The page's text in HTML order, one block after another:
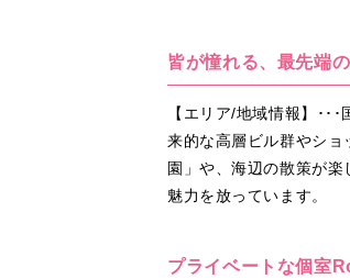
皆が憧れる、最先端
【エリア/地域情報】･･
来的な高層ビル群やショ
園」や、海辺の散策が
魅力を放っています。
プライベートな個室